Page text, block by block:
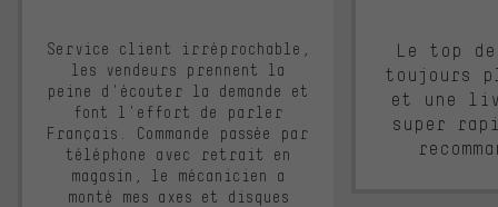
Service client irréprochable,
les vendeurs prennent la
peine d'écouter la demande et
font l'effort de parler
Français. Commande passée par
téléphone avec retrait en
magasin, le mécanicien a
monté mes axes et disques
Le top
toujours
et une
super